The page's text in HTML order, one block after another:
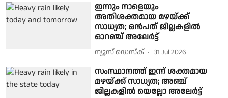
ഇന്നും നാളെയും
അതിശക്തമായ മഴയ്ക്ക്
സാധ്യത; ഒൻപത് ജില്ലകളിൽ
ഓറഞ്ച് അലേർട്ട്
ന്യൂസ് ഡെസ്ക് 31 Jul 2026
സംസ്ഥാനത്ത് ഇന്ന് ശക്തമായ
മഴയ്ക്ക് സാധ്യത; അഞ്ച്
ജില്ലകളിൽ യെല്ലോ അലേർട്ട്